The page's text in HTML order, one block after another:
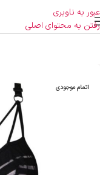
عبور به ناوبری
رفتن به محتوای اصلی
اتمام موجودی